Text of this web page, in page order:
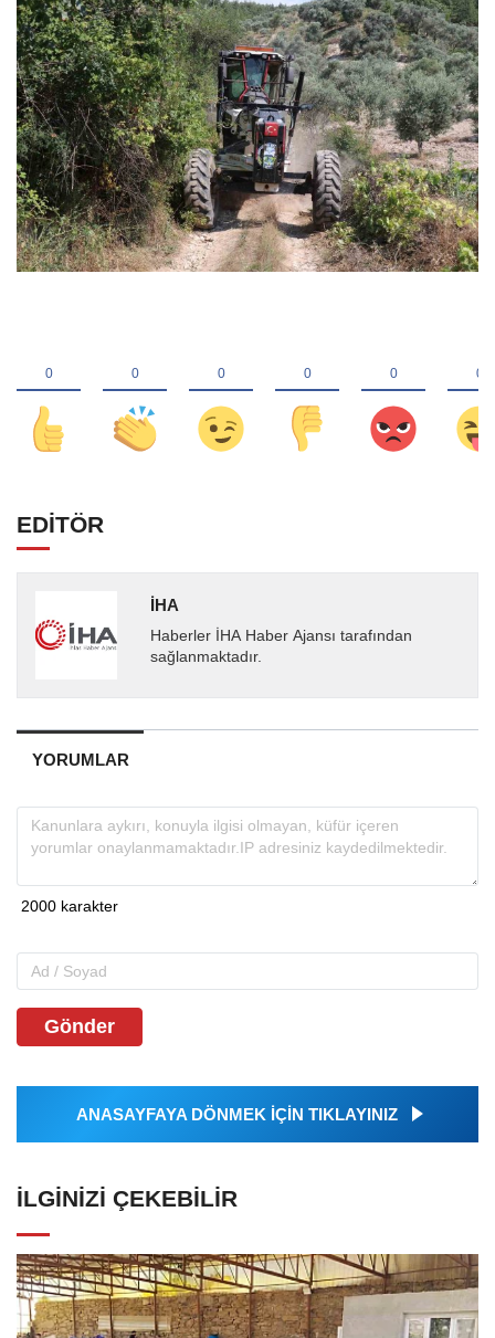
EDİTÖR
İHA
Haberler İHA Haber Ajansı tarafından
sağlanmaktadır.
YORUMLAR
Gönder
ANASAYFAYA DÖNMEK İÇİN TIKLAYINIZ
İLGINIZI ÇEKEBILIR